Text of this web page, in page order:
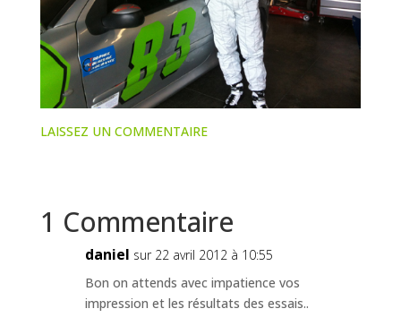
LAISSEZ UN COMMENTAIRE
1 Commentaire
daniel sur 22 avril 2012 à 10:55
Bon on attends avec impatience vos
impression et les résultats des essais..